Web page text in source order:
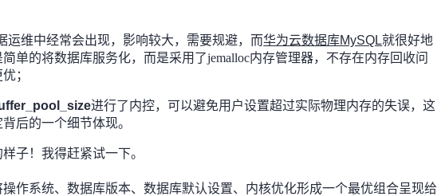
运维中经常会出现，影响较大，需要规避，而华为云数据库MySQL就很好地
单的将数据库服务化，而是采用了jemalloc内存管理器，不存在内存回收问
；
进行了内控，可以避免用户设置超过实际物理内存的失误，这
后的一个细节体现。
子！我得赶紧试一下。
作系统、数据库版本、数据库默认设置、内核优化形成一个最优组合呈现给